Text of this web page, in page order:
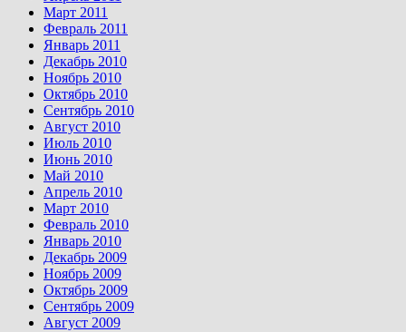
Март 2011
Февраль 2011
Январь 2011
Декабрь 2010
Ноябрь 2010
Октябрь 2010
Сентябрь 2010
Август 2010
Июль 2010
Июнь 2010
Май 2010
Апрель 2010
Март 2010
Февраль 2010
Январь 2010
Декабрь 2009
Ноябрь 2009
Октябрь 2009
Сентябрь 2009
Август 2009